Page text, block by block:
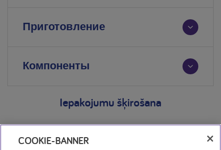
Приготовление
Компоненты
Iepakojumu šķirošana
COOKIE-BANNER